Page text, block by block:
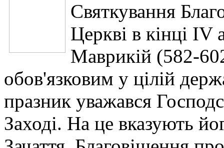
Святкування
Церкві в кінці IV
Маврикій (582-
обов'язковим у цілій
празник уважався
Заході. На це вказують